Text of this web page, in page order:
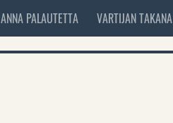
ANNA PALAUTETTA VARTIJAN TAKANA